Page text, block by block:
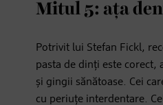
Mitul 5: ața
Potrivit lui Stefan Fickl,
pasta de dinți este corect,
și gingii sănătoase. Cei
cu periuțe interdentare.